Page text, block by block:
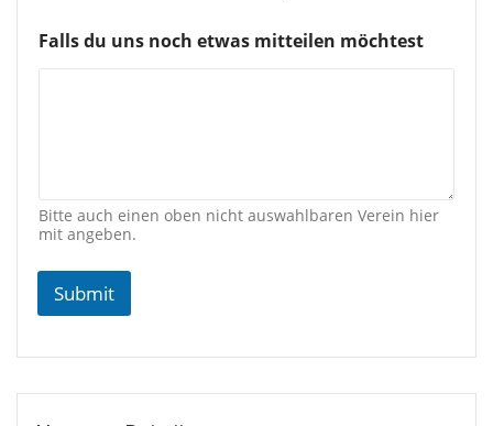
Falls du uns noch etwas mitteilen möchtest
Bitte auch einen oben nicht auswahlbaren Verein hier
mit angeben.
Submit